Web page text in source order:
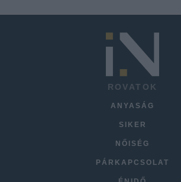
ROVATOK
ANYASÁG
SIKER
NŐISÉG
PÁRKAPCSOLAT